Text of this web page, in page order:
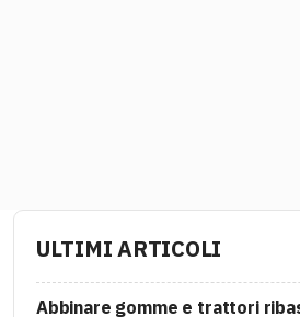
ULTIMI ARTICOLI
Abbinare gomme e trattori